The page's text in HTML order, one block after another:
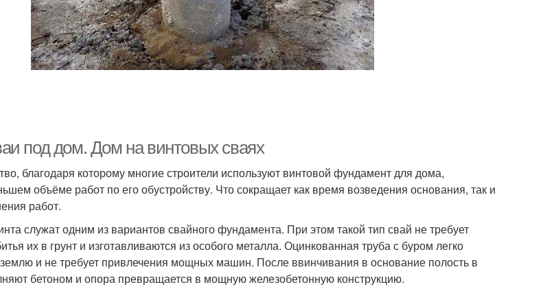
под дом. Дом на винтовых сваях
благодаря которому многие строители используют винтовой фундамент для дома,
объёме работ по его обустройству. Что сокращает как время возведения основания, так и
работ.
служат одним из вариантов свайного фундамента. При этом такой тип свай не требует
их в грунт и изготавливаются из особого металла. Оцинкованная труба с буром легко
землю и не требует привлечения мощных машин. После ввинчивания в основание полость в
бетоном и опора превращается в мощную железобетонную конструкцию.